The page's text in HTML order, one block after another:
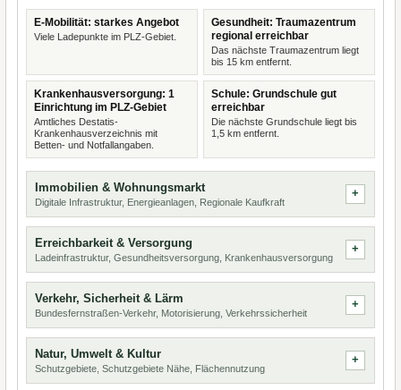
E-Mobilität: starkes Angebot
Viele Ladepunkte im PLZ-Gebiet.
Gesundheit: Traumazentrum
regional erreichbar
Das nächste Traumazentrum liegt
bis 15 km entfernt.
Krankenhausversorgung: 1
Einrichtung im PLZ-Gebiet
Amtliches Destatis-
Krankenhausverzeichnis mit
Betten- und Notfallangaben.
Schule: Grundschule gut
erreichbar
Die nächste Grundschule liegt bis
1,5 km entfernt.
Immobilien & Wohnungsmarkt
Digitale Infrastruktur, Energieanlagen, Regionale Kaufkraft
Erreichbarkeit & Versorgung
Ladeinfrastruktur, Gesundheitsversorgung, Krankenhausversorgung
Verkehr, Sicherheit & Lärm
Bundesfernstraßen-Verkehr, Motorisierung, Verkehrssicherheit
Natur, Umwelt & Kultur
Schutzgebiete, Schutzgebiete Nähe, Flächennutzung